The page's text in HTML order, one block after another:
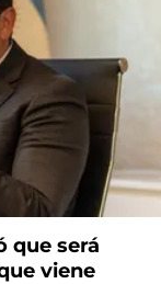
que será
viene